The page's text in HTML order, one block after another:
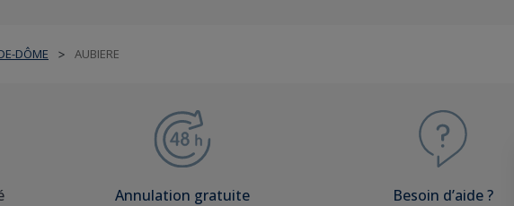
DÔME > AUBIERE
Annulation gratuite Besoin d’aide ?